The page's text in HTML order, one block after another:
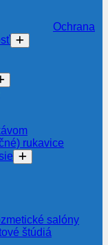
Ochrana
rukavice
salóny
štúdiá